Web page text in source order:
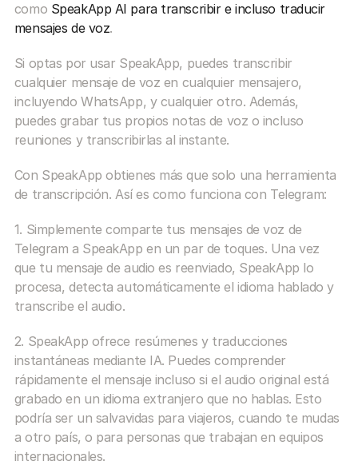
como SpeakApp AI para transcribir e incluso traducir
mensajes de voz.
Si optas por usar SpeakApp, puedes transcribir
cualquier mensaje de voz en cualquier mensajero,
incluyendo WhatsApp, y cualquier otro. Además,
puedes grabar tus propios notas de voz o incluso
reuniones y transcribirlas al instante.
Con SpeakApp obtienes más que solo una herramienta
de transcripción. Así es como funciona con Telegram:
1. Simplemente comparte tus mensajes de voz de
Telegram a SpeakApp en un par de toques. Una vez
que tu mensaje de audio es reenviado, SpeakApp lo
procesa, detecta automáticamente el idioma hablado y
transcribe el audio.
2. SpeakApp ofrece resúmenes y traducciones
instantáneas mediante IA. Puedes comprender
rápidamente el mensaje incluso si el audio original está
grabado en un idioma extranjero que no hablas. Esto
podría ser un salvavidas para viajeros, cuando te mudas
a otro país, o para personas que trabajan en equipos
internacionales.